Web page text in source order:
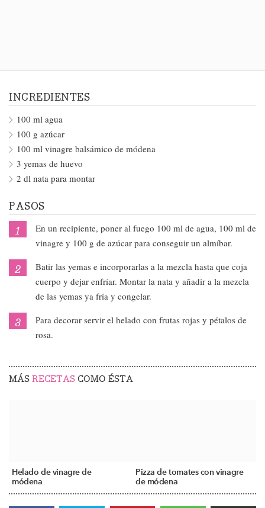
INGREDIENTES
100 ml agua
100 g azúcar
100 ml vinagre balsámico de módena
3 yemas de huevo
2 dl nata para montar
PASOS
En un recipiente, poner al fuego 100 ml de agua, 100 ml de
vinagre y 100 g de azúcar para conseguir un almíbar.
Batir las yemas e incorporarlas a la mezcla hasta que coja
cuerpo y dejar enfríar. Montar la nata y añadir a la mezcla
de las yemas ya fría y congelar.
Para decorar servir el helado con frutas rojas y pétalos de
rosa.
MÁS RECETAS COMO ÉSTA
Helado de vinagre de
módena
Pizza de tomates con vinagre
de módena